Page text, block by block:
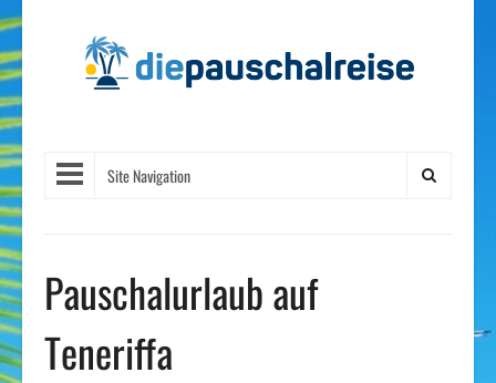
Site Navigation
Pauschalurlaub auf
Teneriffa